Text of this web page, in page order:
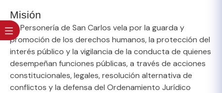
Misión
La Personería de San Carlos vela por la guarda y
promoción de los derechos humanos, la protección del
interés público y la vigilancia de la conducta de quienes
desempeñan funciones públicas, a través de acciones
constitucionales, legales, resolución alternativa de
conflictos y la defensa del Ordenamiento Jurídico